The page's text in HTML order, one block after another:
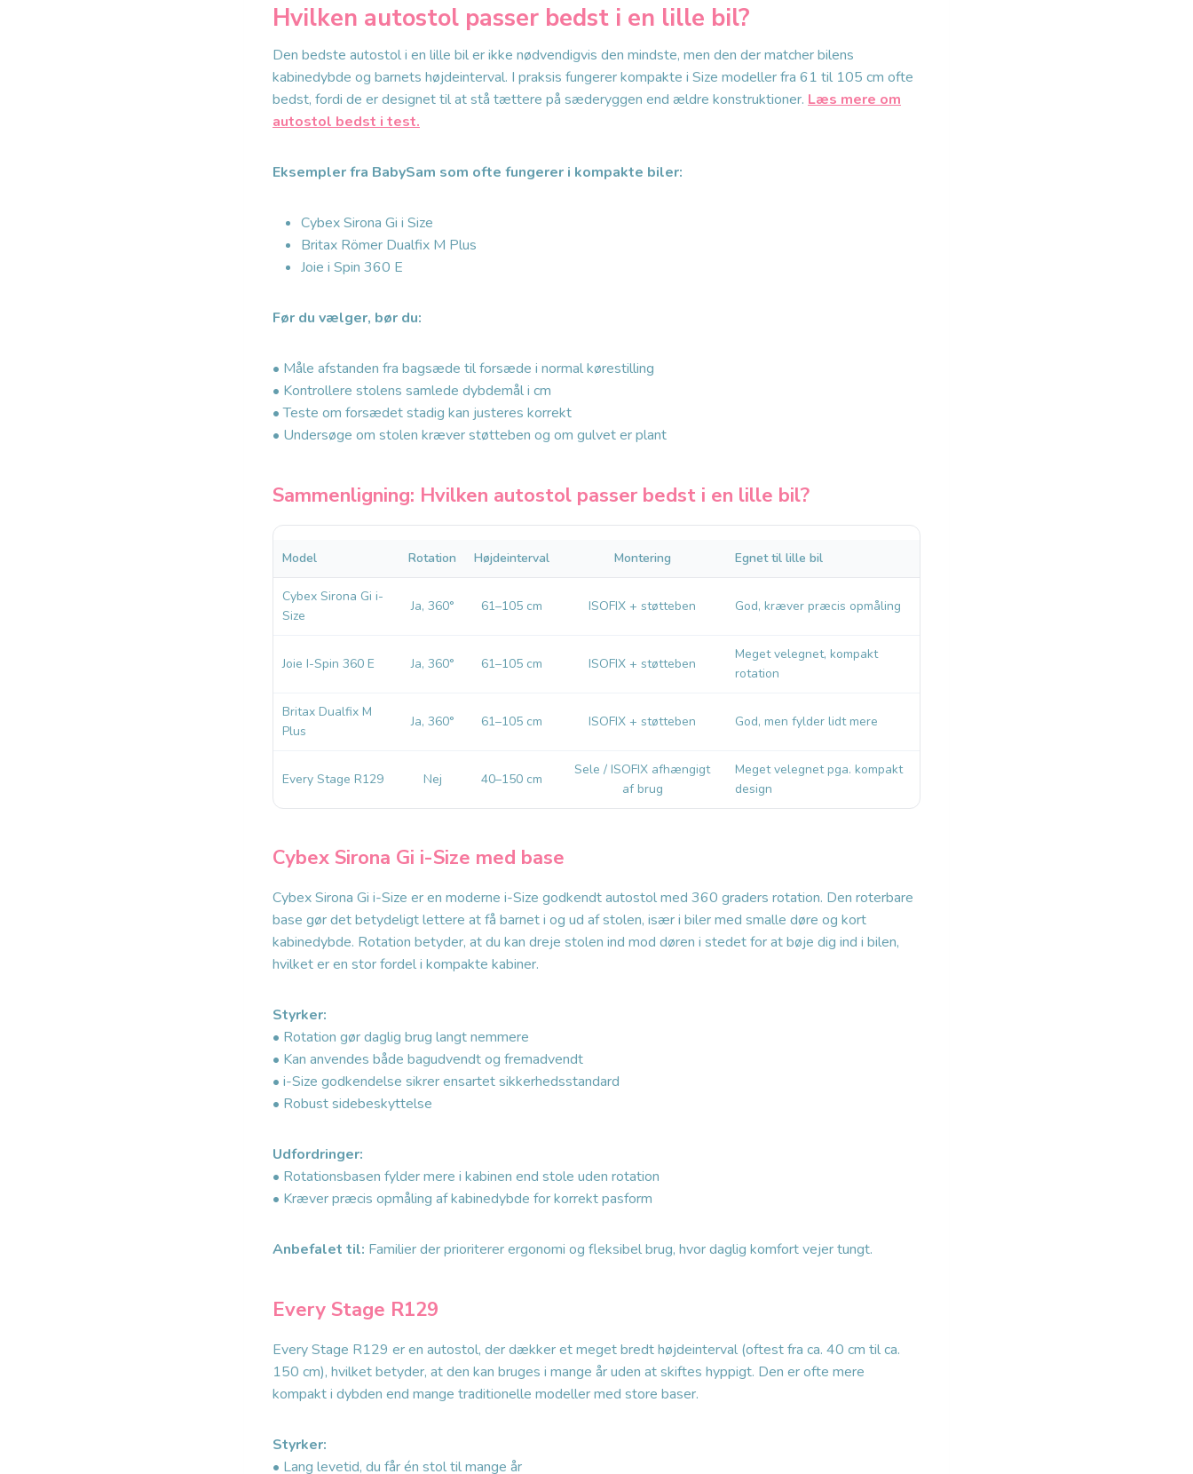
Hvilken autostol passer bedst i en lille bil?
Den bedste autostol i en lille bil er ikke nødvendigvis den mindste, men den der matcher bilens
kabinedybde og barnets højdeinterval. I praksis fungerer kompakte i Size modeller fra 61 til 105 cm ofte
bedst, fordi de er designet til at stå tættere på sæderyggen end ældre konstruktioner. Læs mere om
autostol bedst i test.
Eksempler fra BabySam som ofte fungerer i kompakte biler:
Cybex Sirona Gi i Size
Britax Römer Dualfix M Plus
Joie i Spin 360 E
Før du vælger, bør du:
• Måle afstanden fra bagsæde til forsæde i normal kørestilling
• Kontrollere stolens samlede dybdemål i cm
• Teste om forsædet stadig kan justeres korrekt
• Undersøge om stolen kræver støtteben og om gulvet er plant
Sammenligning: Hvilken autostol passer bedst i en lille bil?
Model Rotation Højdeinterval Montering Egnet til lille bil
Cybex Sirona Gi i-
Size
Ja, 360° 61–105 cm ISOFIX + støtteben God, kræver præcis opmåling
Joie I-Spin 360 E Ja, 360° 61–105 cm ISOFIX + støtteben
Meget velegnet, kompakt
rotation
Britax Dualfix M
Plus
Ja, 360° 61–105 cm ISOFIX + støtteben God, men fylder lidt mere
Every Stage R129 Nej 40–150 cm
Sele / ISOFIX afhængigt
af brug
Meget velegnet pga. kompakt
design
Cybex Sirona Gi i-Size med base
Cybex Sirona Gi i-Size er en moderne i-Size godkendt autostol med 360 graders rotation. Den roterbare
base gør det betydeligt lettere at få barnet i og ud af stolen, især i biler med smalle døre og kort
kabinedybde. Rotation betyder, at du kan dreje stolen ind mod døren i stedet for at bøje dig ind i bilen,
hvilket er en stor fordel i kompakte kabiner.
Styrker:
• Rotation gør daglig brug langt nemmere
• Kan anvendes både bagudvendt og fremadvendt
• i-Size godkendelse sikrer ensartet sikkerhedsstandard
• Robust sidebeskyttelse
Udfordringer:
• Rotationsbasen fylder mere i kabinen end stole uden rotation
• Kræver præcis opmåling af kabinedybde for korrekt pasform
Anbefalet til: Familier der prioriterer ergonomi og fleksibel brug, hvor daglig komfort vejer tungt.
Every Stage R129
Every Stage R129 er en autostol, der dækker et meget bredt højdeinterval (oftest fra ca. 40 cm til ca.
150 cm), hvilket betyder, at den kan bruges i mange år uden at skiftes hyppigt. Den er ofte mere
kompakt i dybden end mange traditionelle modeller med store baser.
Styrker:
• Lang levetid, du får én stol til mange år